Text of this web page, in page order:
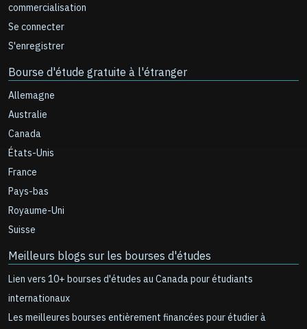
commercialisation
Se connecter
S'enregistrer
Bourse d'étude gratuite à l'étranger
Allemagne
Australie
Canada
États-Unis
France
Pays-bas
Royaume-Uni
Suisse
Meilleurs blogs sur les bourses d'études
Lien vers 10+ bourses d'études au Canada pour étudiants
internationaux
Les meilleures bourses entièrement financées pour étudier à